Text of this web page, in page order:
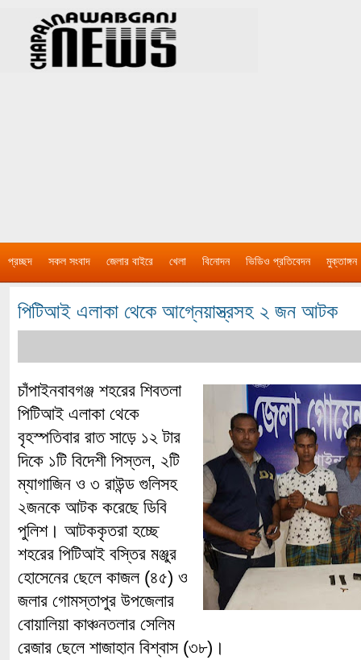
প্রচ্ছদ সকল সংবাদ জেলার বাইরে খেলা বিনোদন ভিডিও প্রতিবেদন মুক্তাঙ্গন
পিটিআই এলাকা থেকে আগ্নেয়াস্ত্রসহ ২ জন আটক
চাঁপাইনবাবগঞ্জ শহরের শিবতলা
পিটিআই এলাকা থেকে
বৃহস্পতিবার রাত সাড়ে ১২ টার
দিকে ১টি বিদেশী পিস্তল, ২টি
ম্যাগাজিন ও ৩ রাউন্ড গুলিসহ
২জনকে আটক করেছে ডিবি
পুলিশ। আটককৃতরা হচ্ছে
শহরের পিটিআই বস্তির মঞ্জুর
হোসেনের ছেলে কাজল (৪৫) ও
জলার গোমস্তাপুর উপজেলার
বোয়ালিয়া কাঞ্চনতলার সেলিম
রেজার ছেলে শাজাহান বিশ্বাস (৩৮)।